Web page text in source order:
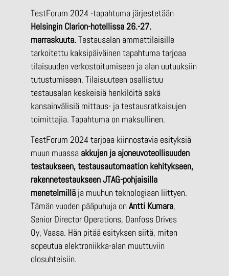
TestForum 2024 -tapahtuma järjestetään
Helsingin Clarion-hotellissa 26.-27.
marraskuuta.Testausalan ammattilaisille
tarkoitettu kaksipäiväinen tapahtuma tarjoaa
tilaisuuden verkostoitumiseen ja alan uutuuksiin
tutustumiseen. Tilaisuuteen osallistuu
testausalan keskeisiä henkilöitä sekä
kansainvälisiä mittaus- ja testausratkaisujen
toimittajia. Tapahtuma on maksullinen.
TestForum 2024 tarjoaa kiinnostavia esityksiä
muun muassa akkujen ja ajoneuvoteollisuuden
testaukseen, testausautomaation kehitykseen,
rakennetestaukseen JTAG-pohjaisilla
menetelmillä ja muuhun teknologiaan liittyen.
Tämän vuoden pääpuhuja on Antti Kumara,
Senior Director Operations, Danfoss Drives
Oy, Vaasa. Hän pitää esityksen siitä, miten
sopeutua elektroniikka-alan muuttuviin
olosuhteisiin.